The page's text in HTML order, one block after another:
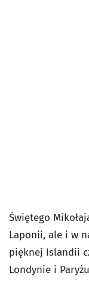
Świętego
Laponii, ale i w
pięknej Islandii
Londynie i